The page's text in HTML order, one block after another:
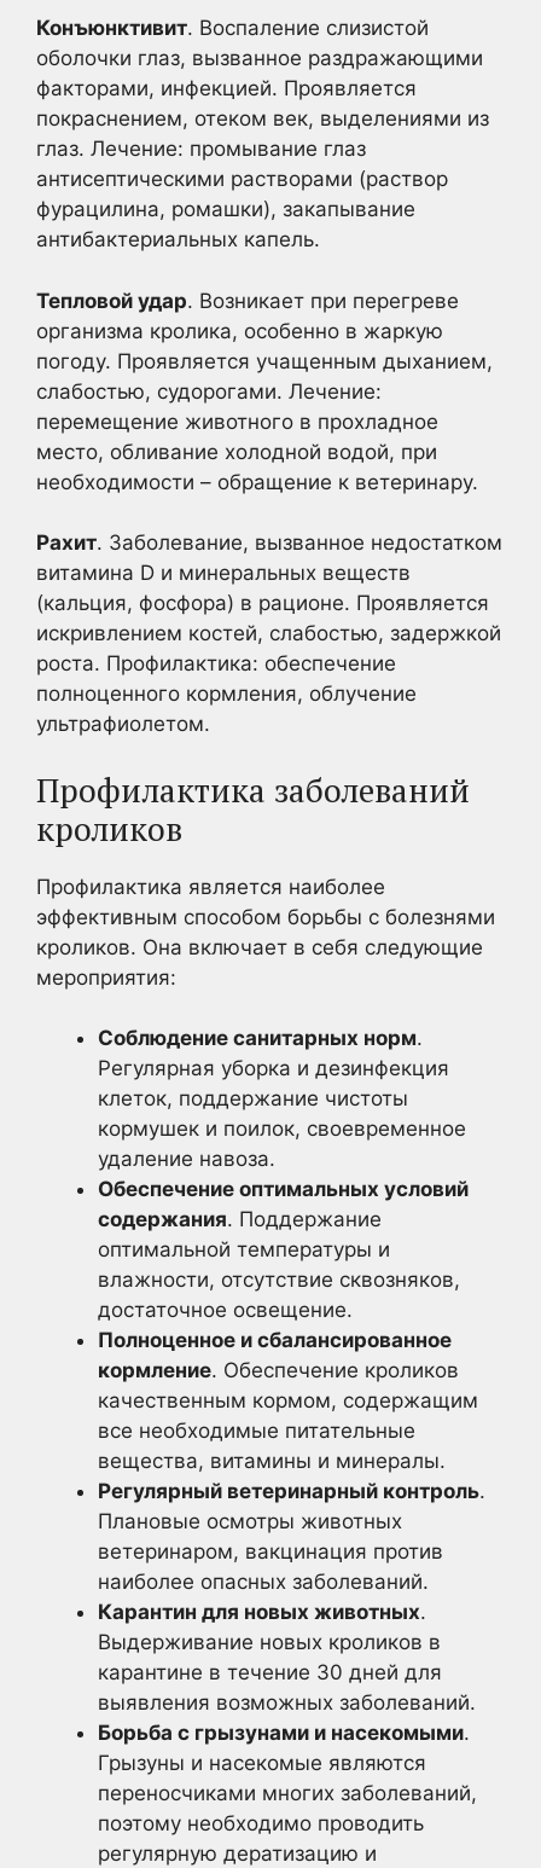
Конъюнктивит. Воспаление слизистой
оболочки глаз, вызванное раздражающими
факторами, инфекцией. Проявляется
покраснением, отеком век, выделениями из
глаз. Лечение: промывание глаз
антисептическими растворами (раствор
фурацилина, ромашки), закапывание
антибактериальных капель.
Тепловой удар. Возникает при перегреве
организма кролика, особенно в жаркую
погоду. Проявляется учащенным дыханием,
слабостью, судорогами. Лечение:
перемещение животного в прохладное
место, обливание холодной водой, при
необходимости – обращение к ветеринару.
Рахит. Заболевание, вызванное недостатком
витамина D и минеральных веществ
(кальция, фосфора) в рационе. Проявляется
искривлением костей, слабостью, задержкой
роста. Профилактика: обеспечение
полноценного кормления, облучение
ультрафиолетом.
Профилактика заболеваний
кроликов
Профилактика является наиболее
эффективным способом борьбы с болезнями
кроликов. Она включает в себя следующие
мероприятия:
Соблюдение санитарных норм.
Регулярная уборка и дезинфекция
клеток, поддержание чистоты
кормушек и поилок, своевременное
удаление навоза.
Обеспечение оптимальных условий
содержания. Поддержание
оптимальной температуры и
влажности, отсутствие сквозняков,
достаточное освещение.
Полноценное и сбалансированное
кормление. Обеспечение кроликов
качественным кормом, содержащим
все необходимые питательные
вещества, витамины и минералы.
Регулярный ветеринарный контроль.
Плановые осмотры животных
ветеринаром, вакцинация против
наиболее опасных заболеваний.
Карантин для новых животных.
Выдерживание новых кроликов в
карантине в течение 30 дней для
выявления возможных заболеваний.
Борьба с грызунами и насекомыми.
Грызуны и насекомые являются
переносчиками многих заболеваний,
поэтому необходимо проводить
регулярную дератизацию и